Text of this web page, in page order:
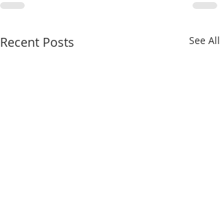
Recent Posts See All